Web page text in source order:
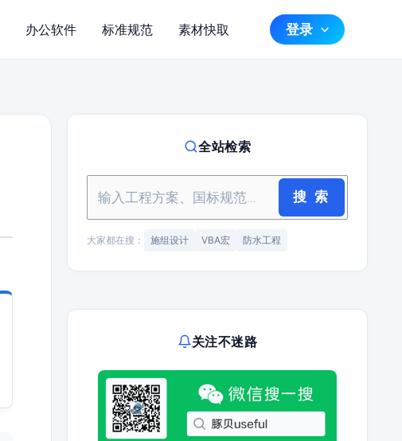
办公软件 标准规范 素材快取 登录
全站检索
搜 索
大家都在搜： 施组设计 VBA宏 防水工程
关注不迷路